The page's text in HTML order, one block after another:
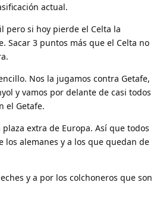
actual.
pero si hoy pierde el Celta la
Sacar 3 puntos más que el Celta no
Nos la jugamos contra Getafe,
y vamos por delante de casi todos
el Getafe.
extra de Europa. Así que todos
los alemanes y a los que quedan de
y a por los colchoneros que son